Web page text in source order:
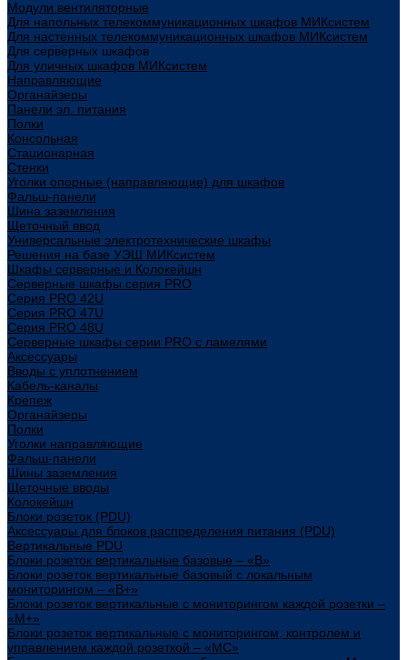
Модули вентиляторные
Для напольных телекоммуникационных шкафов МИКсистем
Для настенных телекоммуникационных шкафов МИКсистем
Для серверных шкафов
Для уличных шкафов МИКсистем
Направляющие
Органайзеры
Панели эл. питания
Полки
Консольная
Стационарная
Стенки
Уголки опорные (направляющие) для шкафов
Фальш-панели
Шина заземления
Щеточный ввод
Универсальные электротехнические шкафы
Решения на базе УЭШ МИКсистем
Шкафы серверные и Колокейшн
Серверные шкафы серия PRO
Серия PRO 42U
Серия PRO 47U
Серия PRO 48U
Серверные шкафы серии PRO с ламелями
Аксессуары
Вводы с уплотнением
Кабель-каналы
Крепеж
Органайзеры
Полки
Уголки направляющие
Фальш-панели
Шины заземления
Щеточные вводы
Колокейшн
Блоки розеток (PDU)
Аксессуары для блоков распределения питания (PDU)
Вертикальные PDU
Блоки розеток вертикальные базовые – «В»
Блоки розеток вертикальные базовый с локальным
мониторингом – «В+»
Блоки розеток вертикальные с мониторингом каждой розетки –
«М+»
Блоки розеток вертикальные с мониторингом, контролем и
управлением каждой розеткой – «МС»